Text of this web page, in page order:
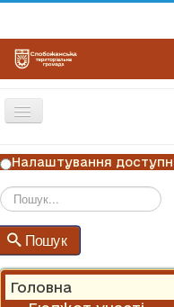
Перемикач
ГОЛОВНА
НОВИНИ
ОГОЛОШЕННЯ
ГРАФІКИ ПРИЙОМУ
КОНТАКТИ
Налаштування
Пошук
Головна